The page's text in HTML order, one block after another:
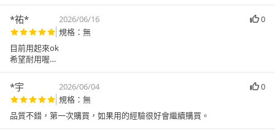
*祐* 2026/06/16
0
規格：無
目前用起來ok
希望耐用喔
*宇 2026/06/04
0
規格：無
品質不錯，第一次購買，如果用的經驗很好會繼續購買。